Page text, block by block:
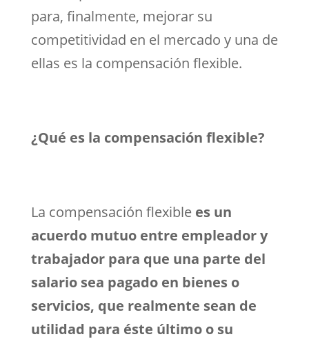
para, finalmente, mejorar su
competitividad en el mercado y una de
ellas es la compensación flexible.
¿Qué es la compensación flexible?
La compensación flexible es un
acuerdo mutuo entre empleador y
trabajador para que una parte del
salario sea pagado en bienes o
servicios, que realmente sean de
utilidad para éste último o su